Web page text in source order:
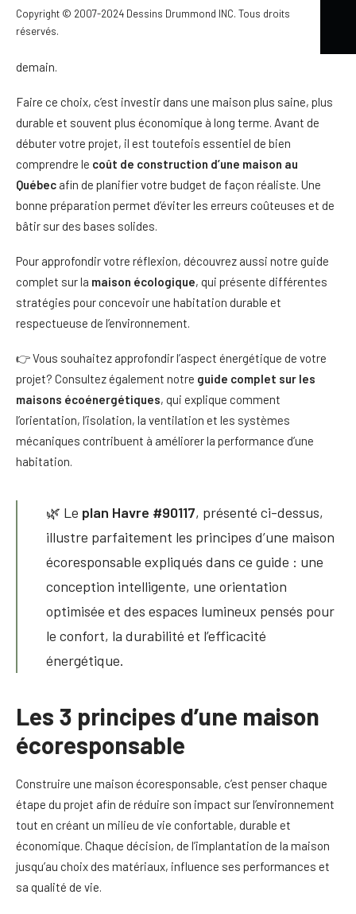
Copyright © 2007-2024 Dessins Drummond INC. Tous droits
réservés.
de qualité et améliorer le confort des occupants. Le résultat
demain.
Faire ce choix, c’est investir dans une maison plus saine, plus
durable et souvent plus économique à long terme. Avant de
débuter votre projet, il est toutefois essentiel de bien
comprendre le coût de construction d’une maison au
Québec afin de planifier votre budget de façon réaliste. Une
bonne préparation permet d’éviter les erreurs coûteuses et de
bâtir sur des bases solides.
Pour approfondir votre réflexion, découvrez aussi notre guide
complet sur la maison écologique, qui présente différentes
stratégies pour concevoir une habitation durable et
respectueuse de l’environnement.
👉 Vous souhaitez approfondir l’aspect énergétique de votre
projet? Consultez également notre guide complet sur les
maisons écoénergétiques, qui explique comment
l’orientation, l’isolation, la ventilation et les systèmes
mécaniques contribuent à améliorer la performance d’une
habitation.
🌿 Le plan Havre #90117, présenté ci-dessus,
illustre parfaitement les principes d’une maison
écoresponsable expliqués dans ce guide : une
conception intelligente, une orientation
optimisée et des espaces lumineux pensés pour
le confort, la durabilité et l’efficacité
énergétique.
Les 3 principes d’une maison
écoresponsable
Construire une maison écoresponsable, c’est penser chaque
étape du projet afin de réduire son impact sur l’environnement
tout en créant un milieu de vie confortable, durable et
économique. Chaque décision, de l’implantation de la maison
jusqu’au choix des matériaux, influence ses performances et
sa qualité de vie.